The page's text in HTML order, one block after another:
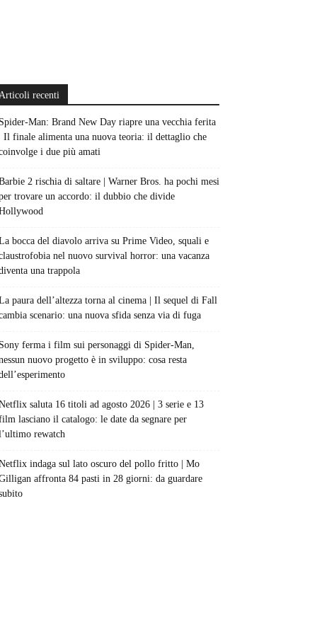
recenti
Man: Brand New Day riapre una vecchia ferita
Il finale alimenta una nuova teoria: il dettaglio che
i due più amati
2 rischia di saltare | Warner Bros. ha pochi mesi
trovare un accordo: il dubbio che divide
bocca del diavolo arriva su Prime Video, squali e
nel nuovo survival horror: una vacanza
una trappola
paura dell’altezza torna al cinema | Il sequel di Fall
scenario: una nuova sfida senza via di fuga
ferma i film sui personaggi di Spider-Man,
nuovo progetto è in sviluppo: cosa resta
saluta 16 titoli ad agosto 2026 | 3 serie e 13
lasciano il catalogo: le date da segnare per
rewatch
indaga sul lato oscuro del pollo fritto | Mo
affronta 84 pasti in 28 giorni: da guardare